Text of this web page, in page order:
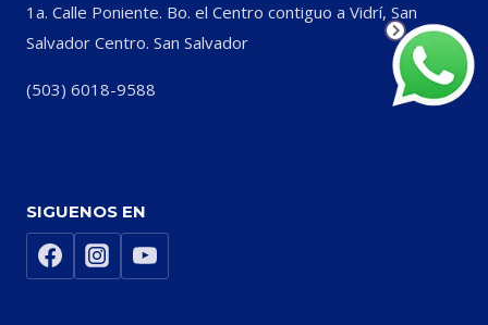
1a. Calle Poniente. Bo. el Centro contiguo a Vidrí, San
Salvador Centro. San Salvador
(503) 6018-9588
SIGUENOS EN